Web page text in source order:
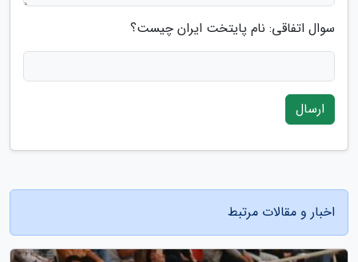
سوال اتفاقی: نام پایتخت ایران چیست؟
ارسال
اخبار و مقالات مرتبط